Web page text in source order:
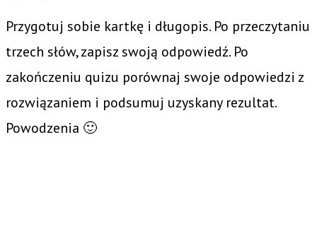
Przygotuj sobie kartkę i długopis. Po przeczytaniu
trzech słów, zapisz swoją odpowiedź. Po
zakończeniu quizu porównaj swoje odpowiedzi z
rozwiązaniem i podsumuj uzyskany rezultat.
Powodzenia 🙂